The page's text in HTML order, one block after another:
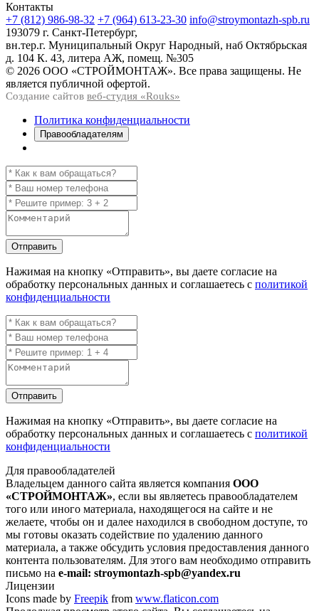
Контакты
+7 (812) 986-98-32 +7 (964) 613-23-30 info@stroymontazh-spb.ru
193079 г. Санкт-Петербург,
вн.тер.г. Муниципальный Округ Народный, наб Октябрьская
д. 104 К. 43, литера АЖ, помещ. №305
© 2026 ООО «СТРОЙМОНТАЖ». Все права защищены. Не
является публичной офертой.
Создание сайтов веб-студия «Rouks»
Политика конфиденциальности
Правообладателям
Отправить
Нажимая на кнопку «Отправить», вы даете согласие на
обработку персональных данных и соглашаетесь с политикой
конфиденциальности
Отправить
Нажимая на кнопку «Отправить», вы даете согласие на
обработку персональных данных и соглашаетесь с политикой
конфиденциальности
Для правообладателей
Владельцем данного сайта является компания ООО
«СТРОЙМОНТАЖ», если вы являетесь правообладателем
того или иного материала, находящегося на сайте и не
желаете, чтобы он и далее находился в свободном доступе, то
мы готовы оказать содействие по удалению данного
материала, а также обсудить условия предоставления данного
контента пользователям. Для этого вам необходимо отправить
письмо на e-mail: stroymontazh-spb@yandex.ru
Лицензии
Icons made by Freepik from www.flaticon.com